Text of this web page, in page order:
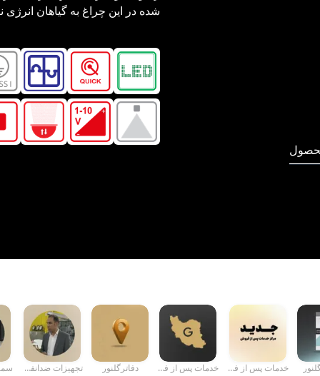
شده در این چراغ به گیاهان
خدمات پس از فرو... خدمات پس از فرو... دفاترگلنور تجهیزات ضدانفج...